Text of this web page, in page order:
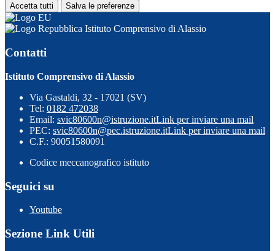
Accetta tutti Salva le preferenze
Istituto Comprensivo di Alassio
Contatti
Istituto Comprensivo di Alassio
Via Gastaldi, 32 - 17021 (SV)
Tel: 0182 472038
Email: svic80600n@istruzione.itLink per inviare una mail
PEC: svic80600n@pec.istruzione.itLink per inviare una mail
C.F.: 90051580091
Codice meccanografico istituto
Seguici su
Youtube
Sezione Link Utili